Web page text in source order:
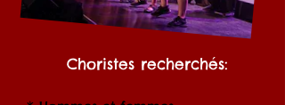
Choristes recherchés: